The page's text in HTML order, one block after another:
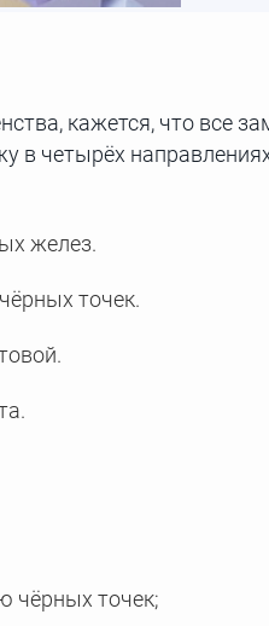
кажется, что все
в четырёх
желез.
точек.
чёрных точек;